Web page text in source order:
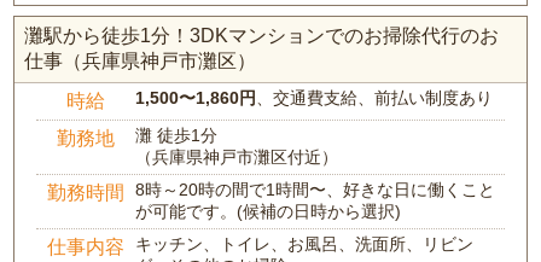
灘駅から徒歩1分！3DKマンションでのお掃除代行のお
仕事（兵庫県神戸市灘区）
時給 1,500〜1,860円 、交通費支給、前払い制度あり
勤務地
灘 徒歩1分
（兵庫県神戸市灘区付近）
勤務時間
8時～20時の間で1時間〜、好きな日に働くこと
が可能です。(候補の日時から選択)
仕事内容
キッチン、トイレ、お風呂、洗面所、リビン